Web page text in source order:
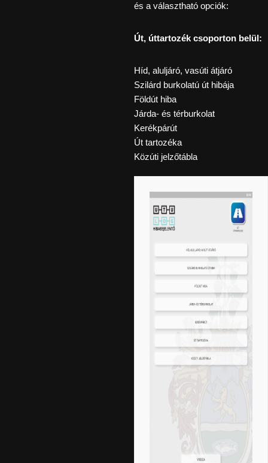
és a választható opciók:
Út, úttartozék csoporton belül:
Híd, aluljáró, vasúti átjáró
Szilárd burkolatú út hibája
Földút hiba
Járda- és térburkolat
Kerékpárút
Út tartozéka
Közúti jelzőtábla